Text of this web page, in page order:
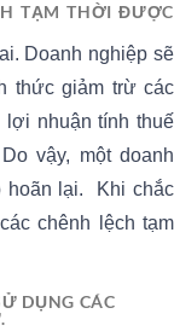
TẠM THỜI ĐƯỢC
Doanh nghiệp sẽ
thức giảm trừ các
lợi nhuận tính thuế
vậy, một doanh
hoãn lại. Khi chắc
chênh lệch tạm
DỤNG CÁC